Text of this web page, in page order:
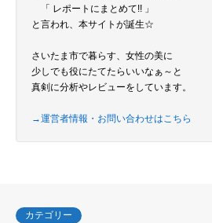
「 レポートにまとめて!! 」
と言われ、本サイトが誕生☆
さいたま市で暮らす、女性の美に
少しでも役にたてたらいいなぁ～と
真剣に分析やレビューをしています。
→運営者情報・お問い合わせはこちら
カテゴリー